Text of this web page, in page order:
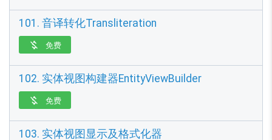
101. 音译转化Transliteration
 免费
102. 实体视图构建器EntityViewBuilder
 免费
103. 实体视图显示及格式化器